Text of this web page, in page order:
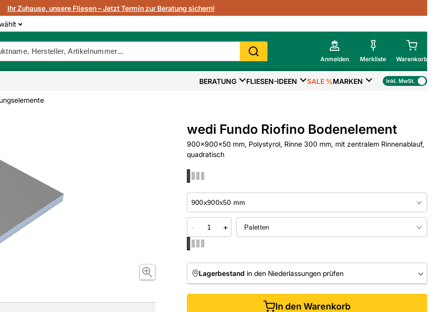
Ihr Zuhause, unsere Fliesen – Jetzt Termin zur Beratung sichern!
Anmelden Merkliste Warenkorb
Mein Warenkorb
Zur Kasse
BERATUNG FLIESEN-IDEEN SALE %MARKEN Inkl. MwSt.
wedi Fundo Riofino Bodenelement
900x900x50 mm, Polystyrol, Rinne 300 mm, mit zentralem Rinnenablauf,
quadratisch
− +
Lagerbestand in den Niederlassungen prüfen
NIEDERLASSUNGEN
In den Warenkorb